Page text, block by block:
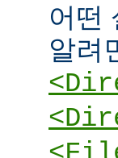
어떤
알려